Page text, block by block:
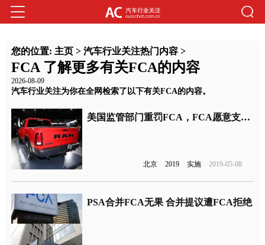
您的位置: 主页> 汽车行业关注热门内容>
FCA 了解更多有关FCA的内容
2026-08-09
汽车行业关注为你在全网检索了以下有关FCA的内容。
美国监管部门重罚FCA，FCA愿意支付8亿庭外和解费用
北京 2019 实施 2019-05-08
PSA合并FCA无果 合并提议遭FCA拒绝